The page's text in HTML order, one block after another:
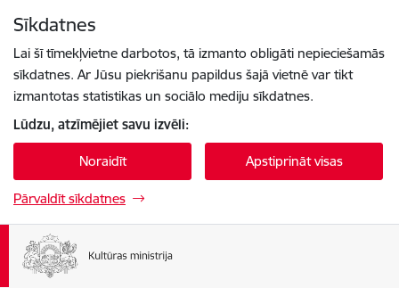
Sīkdatnes
Lai šī tīmekļvietne darbotos, tā izmanto obligāti nepieciešamās
sīkdatnes. Ar Jūsu piekrišanu papildus šajā vietnē var tikt
izmantotas statistikas un sociālo mediju sīkdatnes.
Lūdzu, atzīmējiet savu izvēli:
Noraidīt Apstiprināt visas
Pārvaldīt sīkdatnes